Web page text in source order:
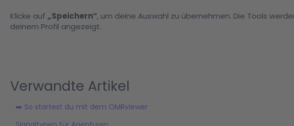
Klicke auf „Speichern“, um deine Auswahl zu übernehmen. Die Tools
deinem Profil angezeigt.
Verwandte Artikel
➡️ So startest du mit dem OMRviewer